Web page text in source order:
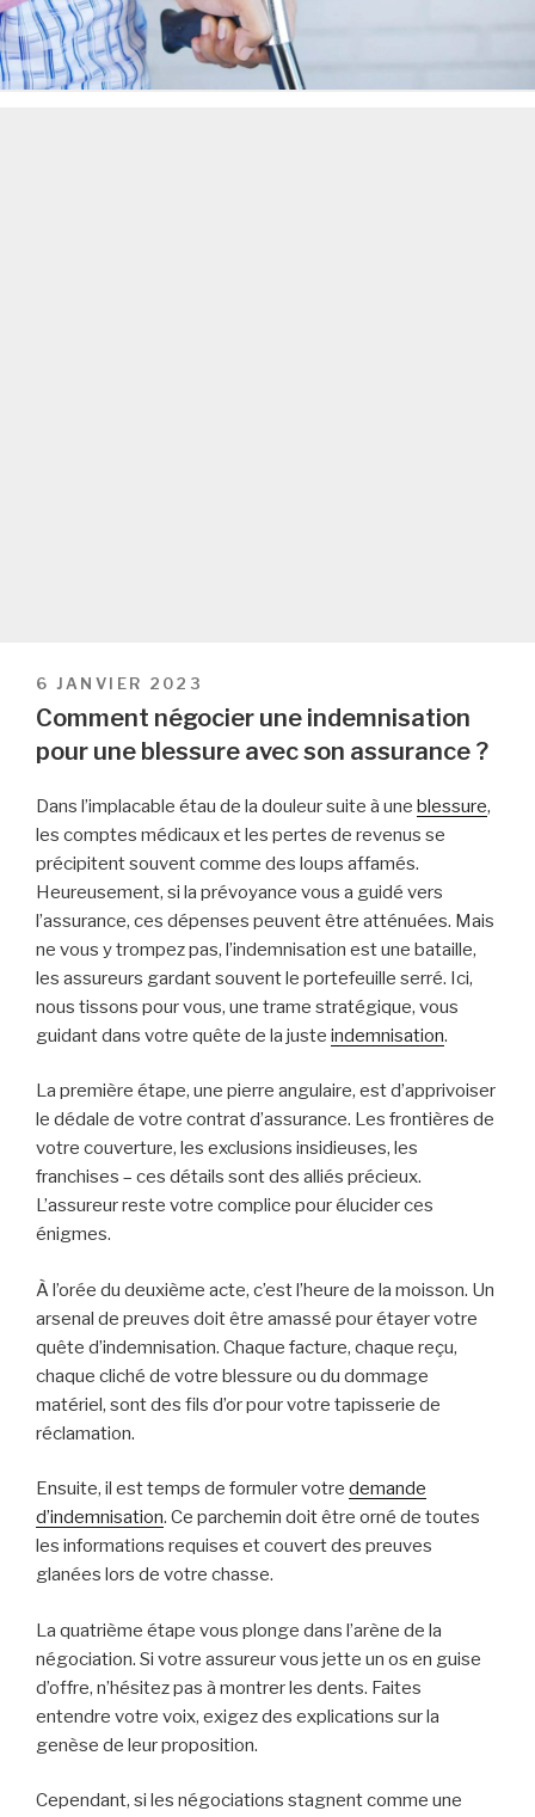
PUBLIÉ
LE
6 JANVIER 2023
Comment négocier une indemnisation
pour une blessure avec son assurance ?
Dans l’implacable étau de la douleur suite à une blessure,
les comptes médicaux et les pertes de revenus se
précipitent souvent comme des loups affamés.
Heureusement, si la prévoyance vous a guidé vers
l’assurance, ces dépenses peuvent être atténuées. Mais
ne vous y trompez pas, l’indemnisation est une bataille,
les assureurs gardant souvent le portefeuille serré. Ici,
nous tissons pour vous, une trame stratégique, vous
guidant dans votre quête de la juste indemnisation.
La première étape, une pierre angulaire, est d’apprivoiser
le dédale de votre contrat d’assurance. Les frontières de
votre couverture, les exclusions insidieuses, les
franchises – ces détails sont des alliés précieux.
L’assureur reste votre complice pour élucider ces
énigmes.
À l’orée du deuxième acte, c’est l’heure de la moisson. Un
arsenal de preuves doit être amassé pour étayer votre
quête d’indemnisation. Chaque facture, chaque reçu,
chaque cliché de votre blessure ou du dommage
matériel, sont des fils d’or pour votre tapisserie de
réclamation.
Ensuite, il est temps de formuler votre demande
d’indemnisation. Ce parchemin doit être orné de toutes
les informations requises et couvert des preuves
glanées lors de votre chasse.
La quatrième étape vous plonge dans l’arène de la
négociation. Si votre assureur vous jette un os en guise
d’offre, n’hésitez pas à montrer les dents. Faites
entendre votre voix, exigez des explications sur la
genèse de leur proposition.
Cependant, si les négociations stagnent comme une